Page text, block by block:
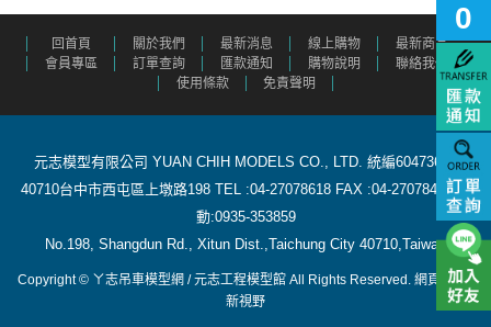
回首頁 關於我們 最新消息 線上購物
最新商品
會員專區
訂單查詢 匯款通知 購物說明
聯絡我們
使用條款
免責聲明
元志模型有限公司 YUAN CHIH MODELS CO., LTD. 統編60473615
40710台中市西屯區上墩路198 TEL :04-27078618 FAX :04-27078488 行
動:0935-353859
​ No.198, Shangdun Rd., Xitun Dist.,Taichung City 40710,Taiwan
Copyright © ㄚ志吊車模型網 / 元志工程模型館 All Rights Reserved. 網頁設計:
新視野
0